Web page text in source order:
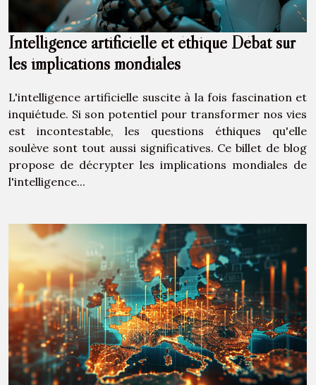
Intelligence artificielle et éthique Débat sur
les implications mondiales
L'intelligence artificielle suscite à la fois fascination et
inquiétude. Si son potentiel pour transformer nos vies
est incontestable, les questions éthiques qu'elle
soulève sont tout aussi significatives. Ce billet de blog
propose de décrypter les implications mondiales de
l'intelligence...